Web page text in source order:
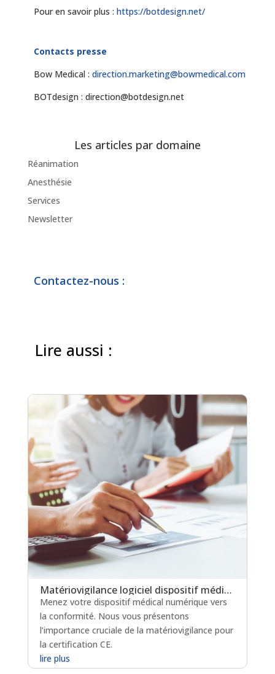
Pour en savoir plus : https://botdesign.net/
Contacts presse
Bow Medical : direction.marketing@bowmedical.com
BOTdesign : direction@botdesign.net
Les articles par domaine
Réanimation
Anesthésie
Services
Newsletter
Contactez-nous :
Lire aussi :
Matériovigilance logiciel dispositif médical : un levier clé pour la certification en soins critiques
Menez votre dispositif médical numérique vers
la conformité. Nous vous présentons
l’importance cruciale de la matériovigilance pour
la certification CE.
lire plus